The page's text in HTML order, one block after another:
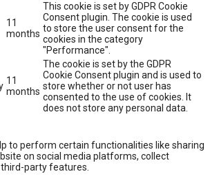
11
months
This cookie is set by GDPR Cookie
Consent plugin. The cookie is used
to store the user consent for the
cookies in the category
"Performance".
11
months
The cookie is set by the GDPR
Cookie Consent plugin and is used to
store whether or not user has
consented to the use of cookies. It
does not store any personal data.
to perform certain functionalities like sharing
on social media platforms, collect
party features.